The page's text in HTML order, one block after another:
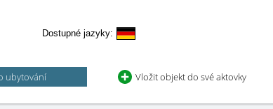
Dostupné jazyky:
ubytování Vložit objekt do své aktovky